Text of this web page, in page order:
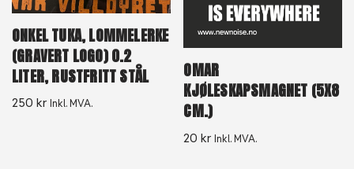
ONKEL TUKA, LOMMELERKE
(GRAVERT LOGO) 0.2
LITER, RUSTFRITT STÅL
250 kr Inkl. MVA.
OMAR
KJØLESKAPSMAGNET (5X8
CM.)
20kr Inkl. MVA.